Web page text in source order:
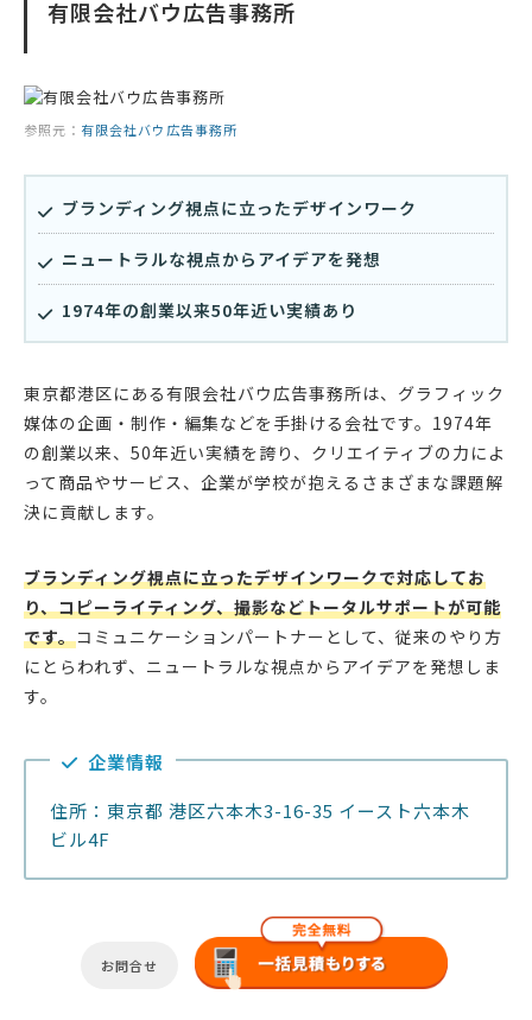
有限会社バウ広告事務所
参照元： 有限会社バウ広告事務所
ブランディング視点に立ったデザインワーク
ニュートラルな視点からアイデアを発想
1974年の創業以来50年近い実績あり
東京都港区にある有限会社バウ広告事務所は、グラフィック
媒体の企画・制作・編集などを手掛ける会社です。1974年
の創業以来、50年近い実績を誇り、クリエイティブの力によ
って商品やサービス、企業が学校が抱えるさまざまな課題解
決に貢献します。
ブランディング視点に立ったデザインワークで対応してお
り、コピーライティング、撮影などトータルサポートが可能
です。コミュニケーションパートナーとして、従来のやり方
にとらわれず、ニュートラルな視点からアイデアを発想しま
す。
企業情報
住所：東京都 港区六本木3-16-35 イースト六本木
ビル4F
お問合せ